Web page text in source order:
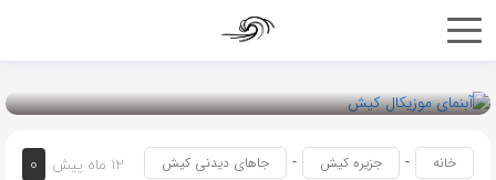
12 ماه پیش 0 خانه - جزیره کیش - جاهای دیدنی کیش